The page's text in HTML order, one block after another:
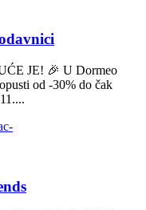
JE! 🎉 U Dormeo
od -30% do čak